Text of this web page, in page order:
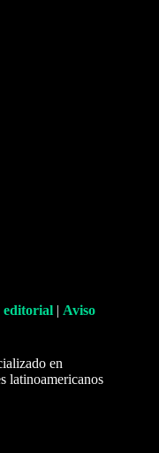
editorial | Aviso
en
latinoamericanos